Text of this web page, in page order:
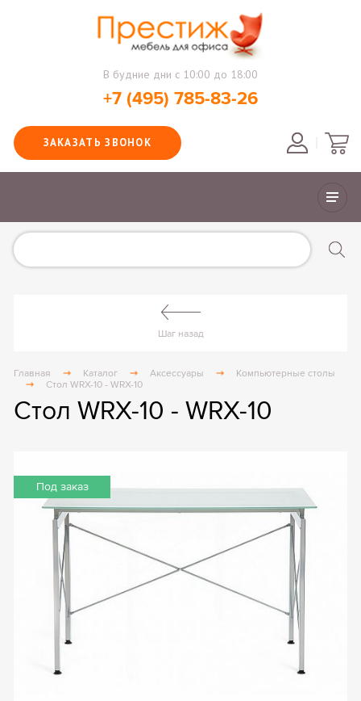
В будние дни с 10:00 до 18:00
+7 (495) 785-83-26
ЗАКАЗАТЬ ЗВОНОК
Шаг назад
Главная Каталог Аксессуары
Компьютерные столы
Стол WRX-10 - WRX-10
Стол WRX-10 - WRX-10
Под заказ
Под заказ
Под заказ